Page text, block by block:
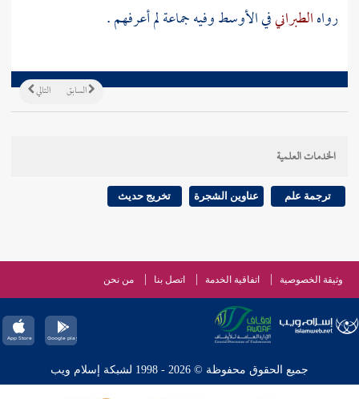
رواهالطبرانيفي الأوسط وفيه جماعة لم أعرفهم .
التالي السابق
الخدمات العلمية
ترجمة علم عناوين الشجرة تخريج حديث
وثيقة الخصوصية اتفاقية الخدمة اتصل بنا من نحن
جميع الحقوق محفوظة © 2026 - 1998 لشبكة إسلام ويب